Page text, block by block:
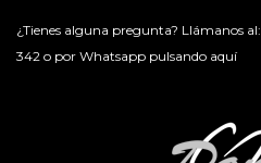
¿Tienes alguna pregunta? Llámanos al:
342 o por Whatsapp pulsando aquí